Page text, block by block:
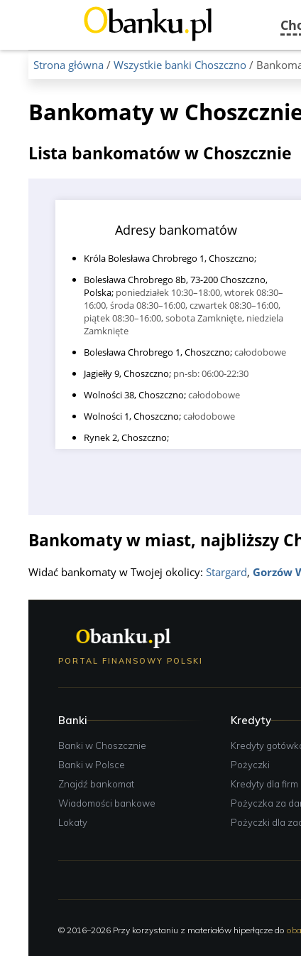
Strona główna /Wszystkie banki Choszczno /
Bankomaty w
Lista bankomatów w Choszcznie
Adresy bankomatów
Króla Bolesława Chrobrego 1, Choszczno;
Bolesława Chrobrego 8b, 73-200 Choszczno,
Polska; poniedziałek 10:30–18:00, wtorek 08:30–
16:00, środa 08:30–16:00, czwartek 08:30–16:00,
piątek 08:30–16:00, sobota Zamknięte, niedziela
Zamknięte
Bolesława Chrobrego 1, Choszczno;całodobowe
Jagiełły 9, Choszczno; pn-sb: 06:00-22:30
Wolności 38, Choszczno;całodobowe
Wolności 1, Choszczno;całodobowe
Rynek 2, Choszczno;
Bankomaty w miast, najbliższy
Widać bankomaty w Twojej okolicy:Stargard, Gorzów
PORTAL FINANSOWY POLSKI
Banki
Banki w Choszcznie
Banki w Polsce
Znajdź bankomat
Wiadomości bankowe
Lokaty
Kredyty
Kredyty
Pożyczki
Kredyty dla firm
Pożyczka za
Pożyczki dla
© 2016–2026 Przy korzystaniu z materiałów hiperłącze do